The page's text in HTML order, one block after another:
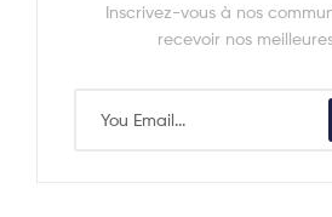
Inscrivez-vous à nos
recevoir nos